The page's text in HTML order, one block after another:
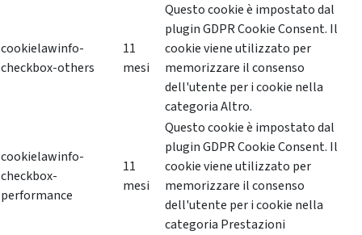
cookielawinfo-
checkbox-others
11
mesi
Questo cookie è impostato dal
plugin GDPR Cookie Consent. Il
cookie viene utilizzato per
memorizzare il consenso
dell'utente per i cookie nella
categoria Altro.
cookielawinfo-
checkbox-
performance
11
mesi
Questo cookie è impostato dal
plugin GDPR Cookie Consent. Il
cookie viene utilizzato per
memorizzare il consenso
dell'utente per i cookie nella
categoria Prestazioni